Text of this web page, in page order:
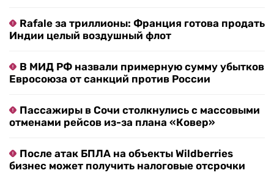
Rafale за триллионы: Франция готова продать
Индии целый воздушный флот
В МИД РФ назвали примерную сумму убытков
Евросоюза от санкций против России
Пассажиры в Сочи столкнулись с массовыми
отменами рейсов из-за плана «Ковер»
После атак БПЛА на объекты Wildberries
бизнес может получить налоговые отсрочки